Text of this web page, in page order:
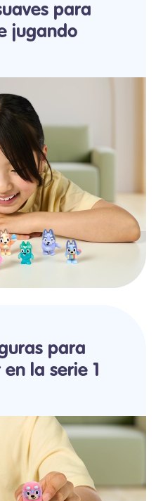
para
jugando
para
la serie 1